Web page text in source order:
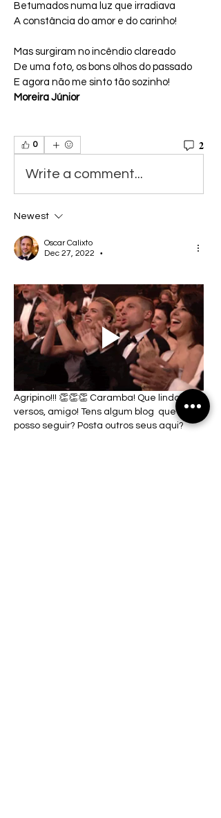
Betumados numa luz que irradiava
A constância do amor e do carinho!
Mas surgiram no incêndio clareado
De uma foto, os bons olhos do passado
E agora não me sinto tão sozinho!
Moreira Júnior
0 2
Write a comment...
Newest
Oscar Calixto
Dec 27, 2022
•
Agripino!!! 👏👏👏 Caramba! Que lindos
versos, amigo! Tens algum blog  que
posso seguir? Posta outros seus aqui?